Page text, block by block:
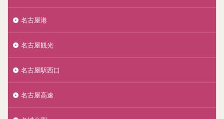
名古屋港
名古屋観光
名古屋駅西口
名古屋高速